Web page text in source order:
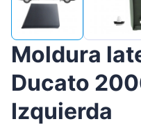
Moldura
Ducato
Izquierda